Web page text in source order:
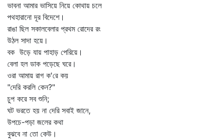
ভাবনা আমার ভাসিয়ে নিয়ে কোথায় চলে
পথহারানো দূর বিদেশে।
রাঙা ছিল সকালবেলার প্রথম রোদের রং
উঠল সাদা হয়ে।
বক উড়ে যায় পাহাড় পেরিয়ে।
বেলা হল ডাক পড়েছে ঘরে।
ওরা আমায় রাগ ক'রে কয়
"দেরি করলি কেন?"
চুপ করে সব শুনি;
ঘট ভরতে হয় না দেরি সবাই জানে,
উপচে-পড়া জলের কথা
বুঝবে না তো কেউ।